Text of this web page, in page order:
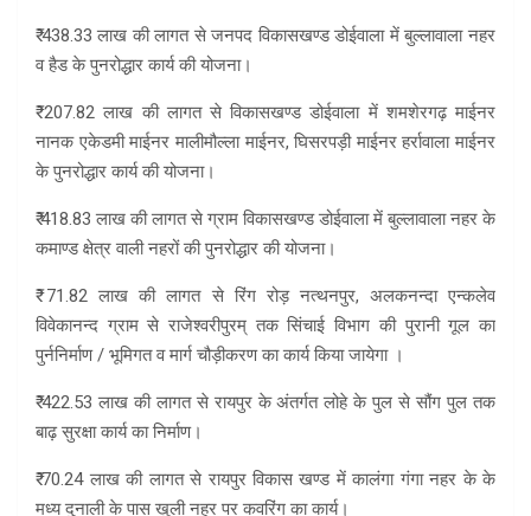
₹ 438.33 लाख की लागत से जनपद विकासखण्ड डोईवाला में बुल्लावाला नहर
व हैड के पुनरोद्धार कार्य की योजना।
₹ 207.82 लाख की लागत से विकासखण्ड डोईवाला में शमशेरगढ़ माईनर
नानक एकेडमी माईनर मालीमौल्ला माईनर, घिसरपड़ी माईनर हर्रावाला माईनर
के पुनरोद्धार कार्य की योजना।
₹ 418.83 लाख की लागत से ग्राम विकासखण्ड डोईवाला में बुल्लावाला नहर के
कमाण्ड क्षेत्र वाली नहरों की पुनरोद्धार की योजना।
₹ 71.82 लाख की लागत से रिंग रोड़ नत्थनपुर, अलकनन्दा एन्कलेव
विवेकानन्द ग्राम से राजेश्वरीपुरम् तक सिंचाई विभाग की पुरानी गूल का
पुर्ननिर्माण / भूमिगत व मार्ग चौड़ीकरण का कार्य किया जायेगा ।
₹ 422.53 लाख की लागत से रायपुर के अंतर्गत लोहे के पुल से सौंग पुल तक
बाढ़ सुरक्षा कार्य का निर्माण।
₹ 70.24 लाख की लागत से रायपुर विकास खण्ड में कालंगा गंगा नहर के के
मध्य दुनाली के पास खुली नहर पर कवरिंग का कार्य।